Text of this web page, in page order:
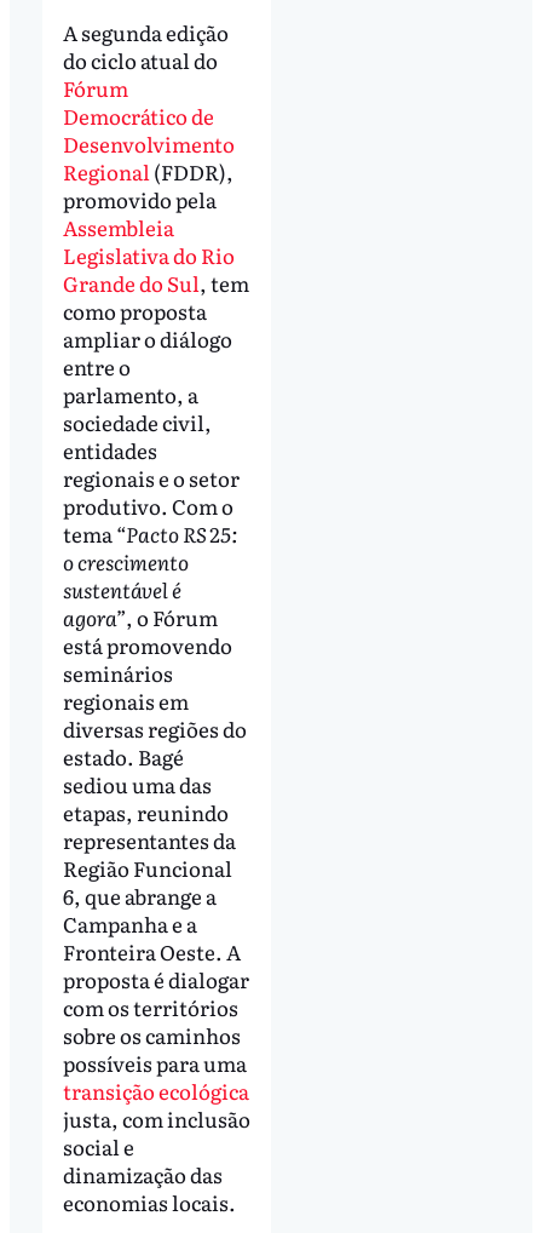
A segunda edição
do ciclo atual do
Fórum
Democrático de
Desenvolvimento
Regional (FDDR),
promovido pela
Assembleia
Legislativa do Rio
Grande do Sul, tem
como proposta
ampliar o diálogo
entre o
parlamento, a
sociedade civil,
entidades
regionais e o setor
produtivo. Com o
tema “Pacto RS 25:
o crescimento
sustentável é
agora”, o Fórum
está promovendo
seminários
regionais em
diversas regiões do
estado. Bagé
sediou uma das
etapas, reunindo
representantes da
Região Funcional
6, que abrange a
Campanha e a
Fronteira Oeste. A
proposta é dialogar
com os territórios
sobre os caminhos
possíveis para uma
transição ecológica
justa, com inclusão
social e
dinamização das
economias locais.